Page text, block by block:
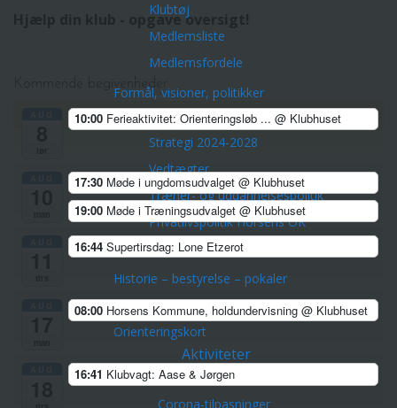
Klubtøj
Medlemsliste
Medlemsfordele
Formål, visioner, politikker
Formål
Strategi 2024-2028
Vedtægter
Træner- og uddannelsespolitik
Privatlivspolitik Horsens OK
Cookies politik
Historie – bestyrelse – pokaler
Fotoalbum 2002-2010
Orienteringskort
Aktiviteter
Arrangementer/Åbne løb
Corona-tilpasninger
Hjælp din klub - opgave oversigt!
Kommende begivenheder
10:00 Ferieaktivitet: Orienteringsløb ... @ Klubhuset
17:30 Møde i ungdomsudvalget @ Klubhuset
19:00 Møde i Træningsudvalget @ Klubhuset
16:44 Supertirsdag: Lone Etzerot
08:00 Horsens Kommune, holdundervisning @ Klubhuset
16:41 Klubvagt: Aase & Jørgen